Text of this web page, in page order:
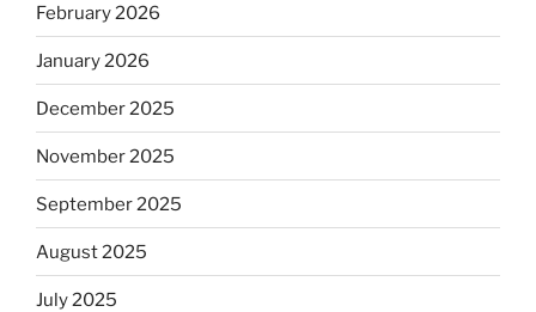
February 2026
January 2026
December 2025
November 2025
September 2025
August 2025
July 2025